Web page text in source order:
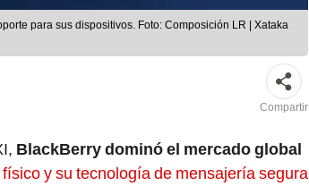
para sus dispositivos. Foto: Composición LR | Xataka
Compartir
BlackBerry dominó el mercado global
y su tecnología de mensajería segura